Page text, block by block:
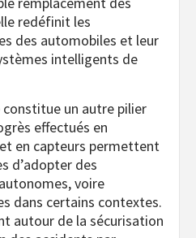
redéfinit les
des automobiles et leur
intelligents de
un autre pilier
effectués en
en capteurs permettent
d’adopter des
voire
dans certains contextes.
autour de la sécurisation